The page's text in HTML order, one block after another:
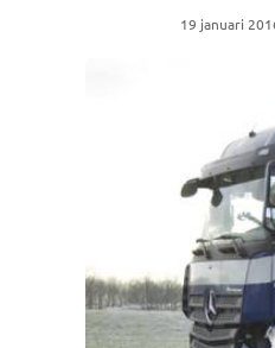
19 januari